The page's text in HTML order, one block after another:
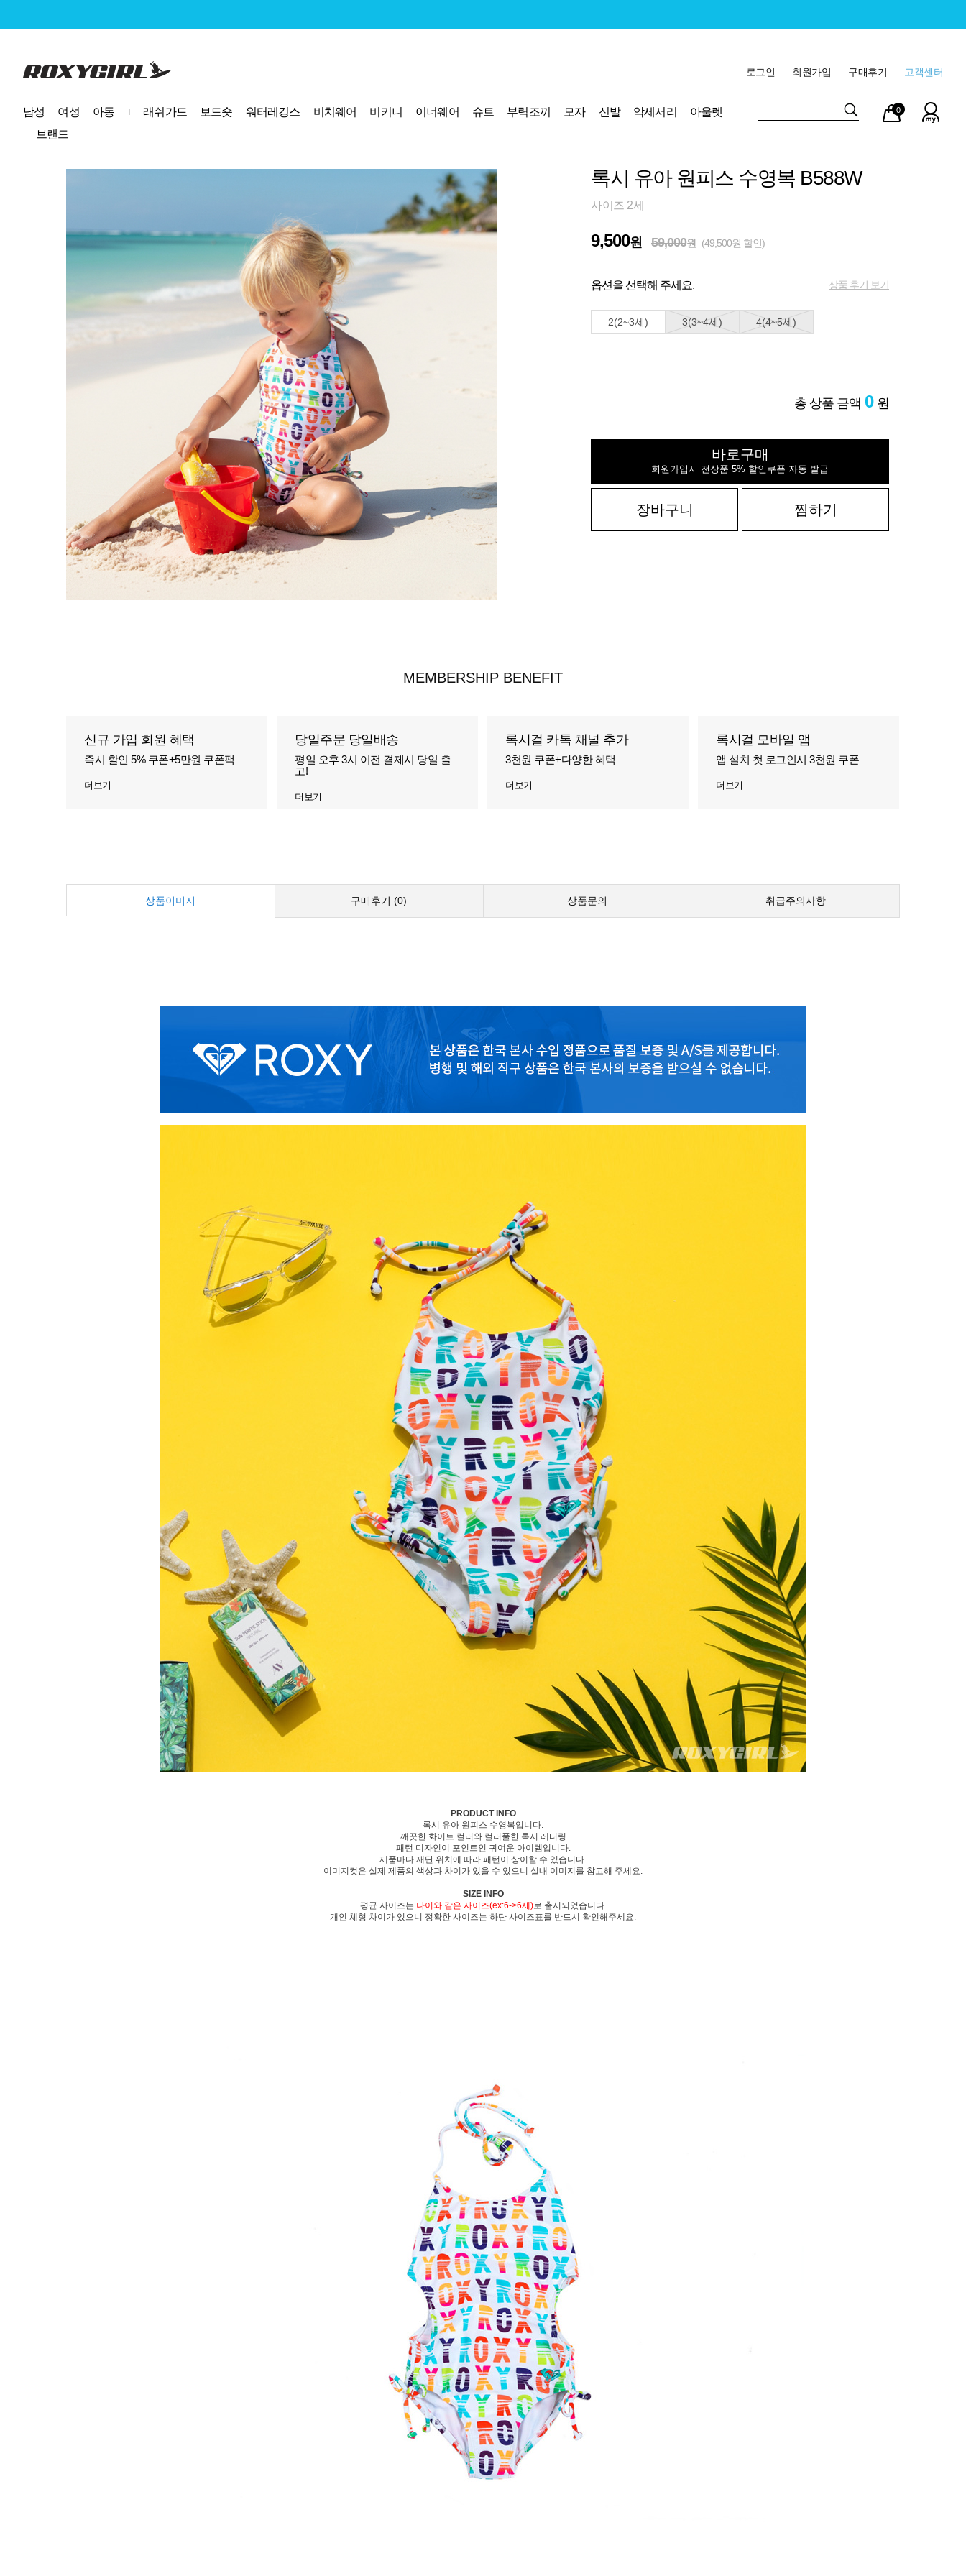
로고 고객센터
구매후기
회원가입
로그인
남성 여성 아동 래쉬가드 보드숏 워터레깅스 비치웨어 비키니 이너웨어 슈트 부력조끼 모자 신발 악세서리
아울렛
브랜드
마이
페이
장바
구니
0
록시 유아 원피스 수영복 B588W
사이즈 2세
9,500원 59,000원 (49,500원 할인)
옵션을 선택해 주세요. 상품 후기 보기
2(2~3세) 3(3~4세) 4(4~5세)
총 상품 금액 0 원
바로구매
회원가입시 전상품 5% 할인쿠폰 자동 발급
장바구니 찜하기
MEMBERSHIP BENEFIT
신규 가입 회원 혜택
즉시 할인 5% 쿠폰+5만원 쿠폰팩
더보기
당일주문 당일배송
평일 오후 3시 이전 결제시 당일 출
고!
더보기
록시걸 카톡 채널 추가
3천원 쿠폰+다양한 혜택
더보기
록시걸 모바일 앱
앱 설치 첫 로그인시 3천원 쿠폰
더보기
상품이미지 구매후기 (0) 상품문의 취급주의사항
PRODUCT INFO
록시 유아 원피스 수영복입니다.
깨끗한 화이트 컬러와 컬러풀한 록시 레터링
패턴 디자인이 포인트인 귀여운 아이템입니다.
제품마다 재단 위치에 따라 패턴이 상이할 수 있습니다.
이미지컷은 실제 제품의 색상과 차이가 있을 수 있으니 실내 이미지를 참고해 주세요.
SIZE INFO
평균 사이즈는 나이와 같은 사이즈(ex:6->6세)로 출시되었습니다.
개인 체형 차이가 있으니 정확한 사이즈는 하단 사이즈표를 반드시 확인해주세요.